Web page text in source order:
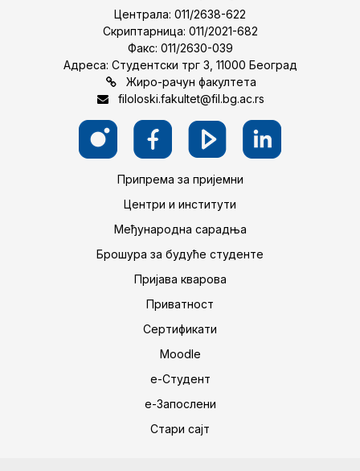
Централа: 011/2638-622
Скриптарница: 011/2021-682
Факс: 011/2630-039
Адреса: Студентски трг 3, 11000 Београд
Жиро-рачун факултета
filoloski.fakultet@fil.bg.ac.rs
Припрема за пријемни
Центри и институти
Међународна сарадња
Брошура за будуће студенте
Пријава кварова
Приватност
Сертификати
Moodle
е-Студент
е-Запослени
Стари сајт